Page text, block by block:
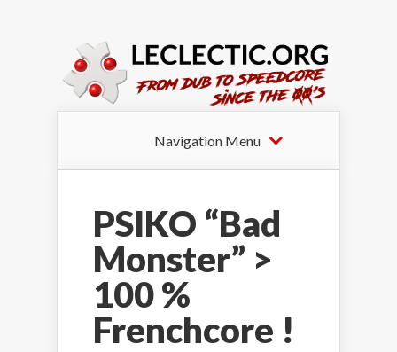
Navigation Menu
PSIKO “Bad
Monster” >
100 %
Frenchcore !